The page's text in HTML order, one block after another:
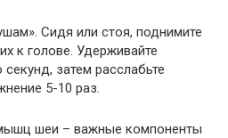
Сидя или стоя, поднимите
к голове. Удерживайте
затем расслабьте
5-10 раз.
шеи – важные компоненты